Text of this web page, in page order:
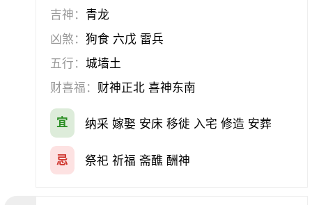
吉神： 青龙
凶煞：狗食 六戊 雷兵
五行：城墙土
财喜福： 财神正北 喜神东南
宜 纳采 嫁娶 安床 移徙 入宅 修造 安葬
忌 祭祀 祈福 斋醮 酬神